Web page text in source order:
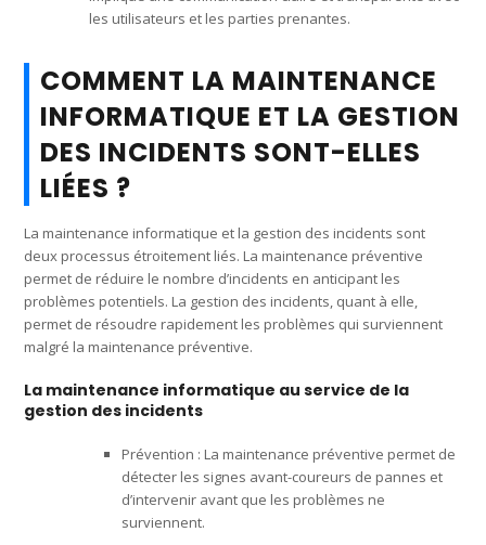
les utilisateurs et les parties prenantes.
COMMENT LA MAINTENANCE
INFORMATIQUE ET LA GESTION
DES INCIDENTS SONT-ELLES
LIÉES ?
La maintenance informatique et la gestion des incidents sont
deux processus étroitement liés. La maintenance préventive
permet de réduire le nombre d’incidents en anticipant les
problèmes potentiels. La gestion des incidents, quant à elle,
permet de résoudre rapidement les problèmes qui surviennent
malgré la maintenance préventive.
La maintenance informatique au service de la
gestion des incidents
Prévention : La maintenance préventive permet de
détecter les signes avant-coureurs de pannes et
d’intervenir avant que les problèmes ne
surviennent.